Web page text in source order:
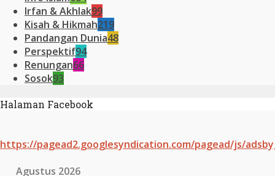
Irfan & Akhlak99
Kisah & Hikmah219
Pandangan Dunia48
Perspektif94
Renungan66
Sosok93
Halaman Facebook
https://pagead2.googlesyndication.com/pagead/js/
Agustus 2026